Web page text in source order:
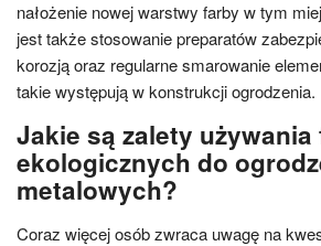
nałożenie nowej warstwy farby w tym
jest także stosowanie preparatów
korozją oraz regularne smarowanie
takie występują w konstrukcji ogrodzenia.
Jakie są zalety używania
ekologicznych do
metalowych?
Coraz więcej osób zwraca uwagę na